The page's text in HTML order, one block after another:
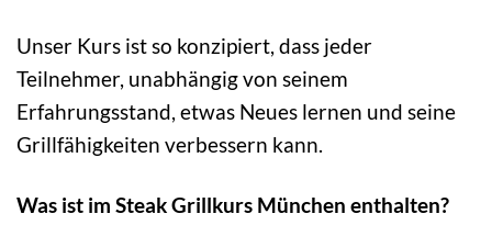
Unser Kurs ist so konzipiert, dass jeder
Teilnehmer, unabhängig von seinem
Erfahrungsstand, etwas Neues lernen und seine
Grillfähigkeiten verbessern kann.
Was ist im Steak Grillkurs München enthalten?